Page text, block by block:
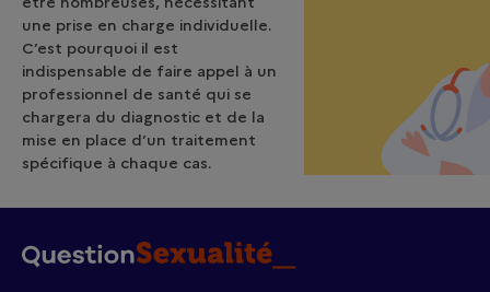
une prise en charge individuelle.
C’est pourquoi il est
indispensable de faire appel à un
professionnel de santé qui se
chargera du diagnostic et de la
mise en place d’un traitement
spécifique à chaque cas.